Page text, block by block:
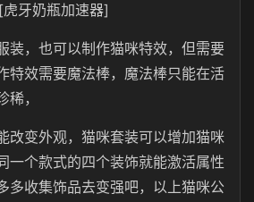
[虎牙奶瓶加速器]
装，也可以制作猫咪特效，但需要
特效需要魔法棒，魔法棒只能在活
，
改变外观，猫咪套装可以增加猫咪
一个款式的四个装饰就能激活属性
多收集饰品去变强吧，以上猫咪公